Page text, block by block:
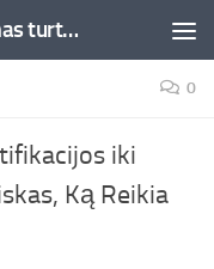
Akcijos, Investavimas, nekilnojamas turtas, kriptovaliutos - Besociai.lt
0
iki
Ką Reikia